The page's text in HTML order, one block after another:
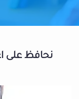
نحافظ على